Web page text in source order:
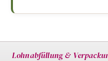
Lohnabfüllung &